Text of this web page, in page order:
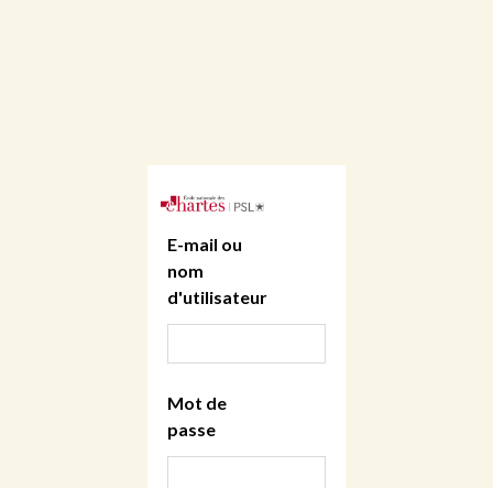
E-mail ou
nom
d'utilisateur
Mot de
passe